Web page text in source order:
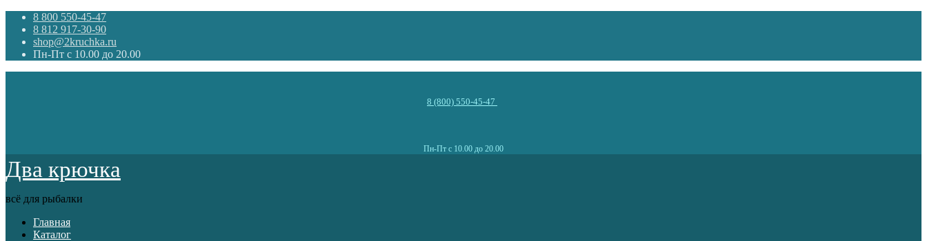
8 800 550-45-47
8 812 917-30-90
shop@2kruchka.ru
Пн-Пт с 10.00 до 20.00
8 (800) 550-45-47
Пн-Пт с 10.00 до 20.00
Два крючка
всё для рыбалки
Главная
Каталог